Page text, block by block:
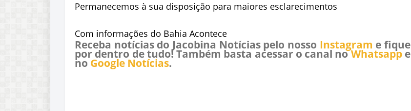
Permanecemos à sua disposição para maiores esclarecimentos
Com informações do Bahia Acontece
Receba notícias do Jacobina Notícias pelo nosso Instagram e fique
por dentro de tudo! Também basta acessar o canal noWhatsappe
no Google Notícias.